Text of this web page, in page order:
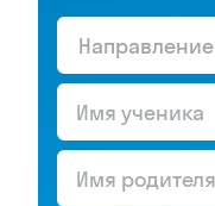
Направление